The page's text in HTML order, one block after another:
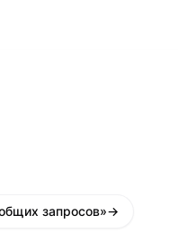
запросов»→